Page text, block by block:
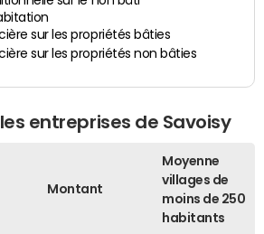
sur les propriétés bâties
sur les propriétés non bâties
entreprises de Savoisy
Montant
Moyenne
villages de
moins de 250
habitants